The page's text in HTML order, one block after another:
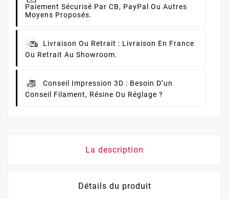
Paiement Sécurisé Par CB, PayPal Ou Autres
Moyens Proposés.
Livraison Ou Retrait : Livraison En France
Ou Retrait Au Showroom.
Conseil Impression 3D : Besoin D’un
Conseil Filament, Résine Ou Réglage ?
La description
Détails du produit